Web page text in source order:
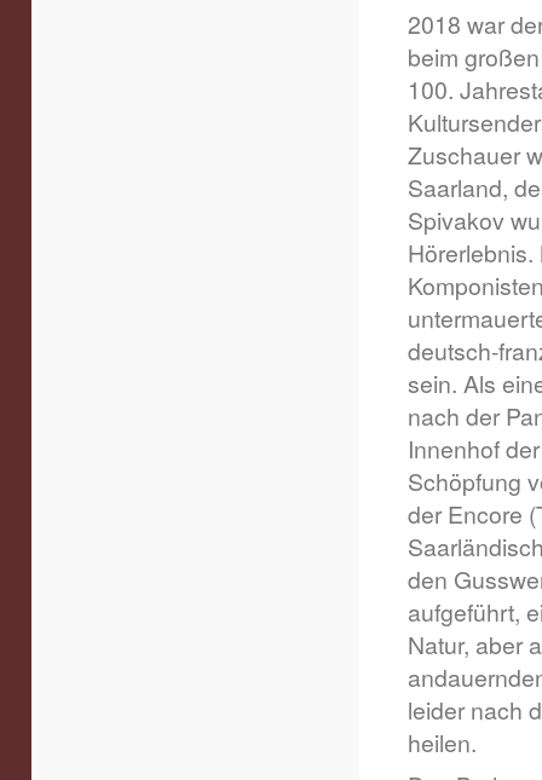
2018 war
beim
100.
Zuschauer
Saarland,
Spivakov
deutsch-
sein. Als
nach der
Innenhof
Schöpfung
der Encore
den
aufgeführt,
Natur, aber
leider nach
heilen.